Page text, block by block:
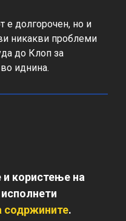
е долгорочен, но и
никакви проблеми
до Клоп за
иднина.
користење на
содржините.